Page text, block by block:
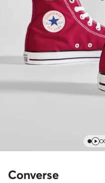
Converse